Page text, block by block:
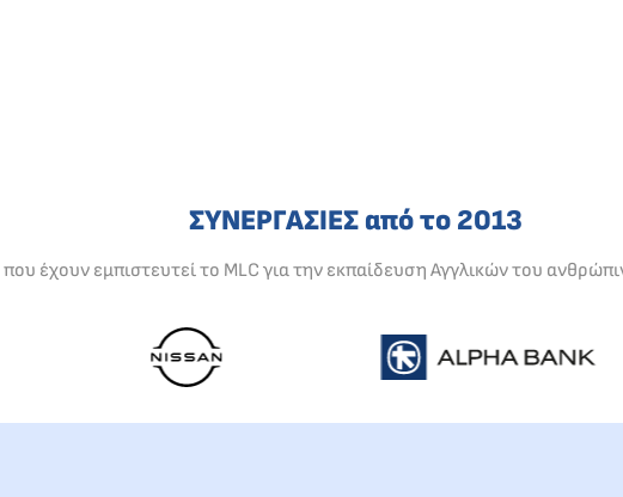
ΣΥΝΕΡΓΑΣΙΕΣ από το 2013
που έχουν εμπιστευτεί το MLC για την εκπαίδευση Αγγλικών του